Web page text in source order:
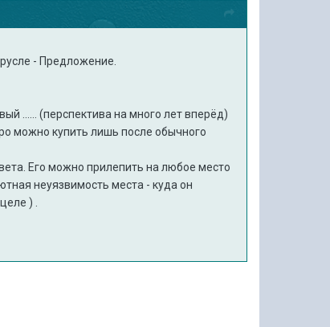
- Предложение.
...... (перспектива на много лет вперёд)
можно купить лишь после обычного
Его можно прилепить на любое место
неуязвимость места - куда он
) .